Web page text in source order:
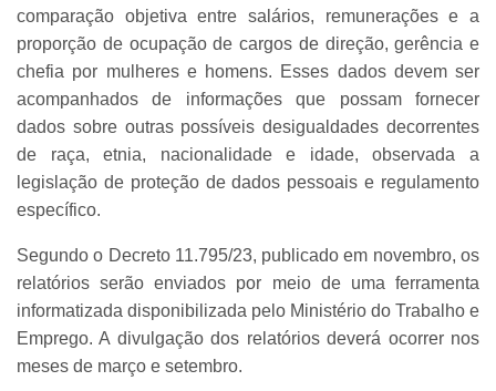
comparação objetiva entre salários, remunerações e a
proporção de ocupação de cargos de direção, gerência e
chefia por mulheres e homens. Esses dados devem ser
acompanhados de informações que possam fornecer
dados sobre outras possíveis desigualdades decorrentes
de raça, etnia, nacionalidade e idade, observada a
legislação de proteção de dados pessoais e regulamento
específico.
Segundo o Decreto 11.795/23, publicado em novembro, os
relatórios serão enviados por meio de uma ferramenta
informatizada disponibilizada pelo Ministério do Trabalho e
Emprego. A divulgação dos relatórios deverá ocorrer nos
meses de março e setembro.